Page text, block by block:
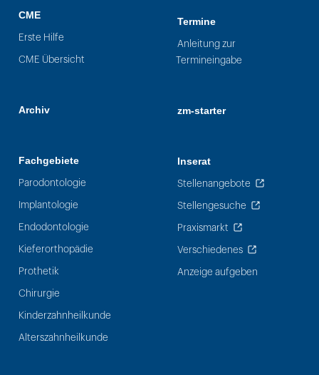
CME
Erste Hilfe
CME Übersicht
Archiv
Fachgebiete
Parodontologie
Implantologie
Endodontologie
Kieferorthopädie
Prothetik
Chirurgie
Kinderzahnheilkunde
Alterszahnheilkunde
Termine
Anleitung zur
Termineingabe
zm-starter
Inserat
Stellenangebote
Stellengesuche
Praxismarkt
Verschiedenes
Anzeige aufgeben